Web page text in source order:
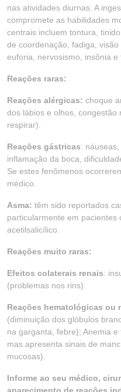
nas atividades diurnas. A
compromete as habilidades
centrais incluem tontura,
de coordenação, fadiga,
euforia, nervosismo, insônia e
Reações raras:
Reações alérgicas: choque
dos lábios e olhos, congestão
respirar).
Reações gástricas:
inflamação da boca,
Se estes fenômenos
médico.
Asma: têm sido reportados
particularmente em pacientes
acetilsalicílico.
Reações muito raras:
Efeitos colaterais renais:
(problemas nos rins).
Reações hematológicas ou
(diminuição dos glóbulos
na garganta, febre); Anemia
mas apresenta sinais de
mucosas).
Informe ao seu médico,